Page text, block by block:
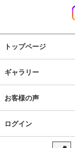
トップページ
ギャラリー
お客様の声
ログイン